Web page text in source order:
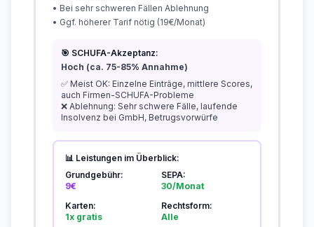
• Bei sehr schweren Fällen Ablehnung
• Ggf. höherer Tarif nötig (19€/Monat)
🎯 SCHUFA-Akzeptanz:
Hoch (ca. 75-85% Annahme)
✅ Meist OK: Einzelne Einträge, mittlere Scores,
auch Firmen-SCHUFA-Probleme
❌ Ablehnung: Sehr schwere Fälle, laufende
Insolvenz bei GmbH, Betrugsvorwürfe
📊 Leistungen im Überblick:
Grundgebühr:
9€
SEPA:
30/Monat
Karten:
1x gratis
Rechtsform:
Alle